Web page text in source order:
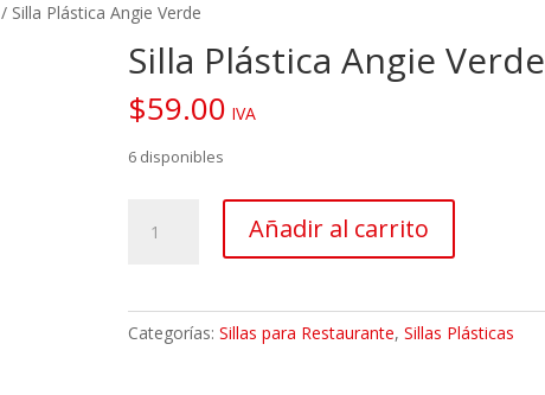
/ Silla Plástica Angie Verde
Silla Plástica Angie Verde
$59.00 IVA
6 disponibles
Plástica
cantidad
Añadir al carrito
Categorías:Sillas para Restaurante,Sillas Plásticas